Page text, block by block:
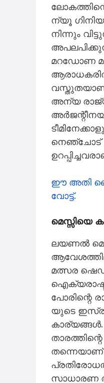
ന്യൂ
നിന്നും
മറ​ഡോണ
വസ്തുതയാണ്.
അന്യ
നെഞ്ചോട്
ഈ അതി
വോട്ട്.
മെസ്സിയെ
ലയണൽ
മത്സര
പോരിന്റെ
യുടെ
കാര്യങ്ങൾ.
തന്നെയാണ്
സാധാരണ